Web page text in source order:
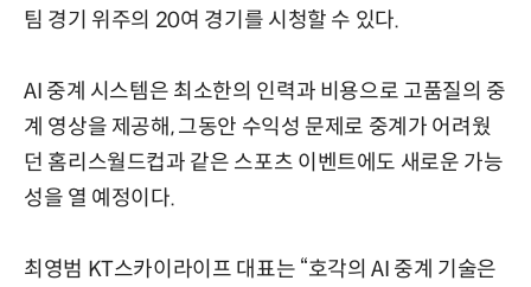
팀 경기 위주의 20여 경기를 시청할 수 있다.
AI 중계 시스템은 최소한의 인력과 비용으로 고품질의 중
계 영상을 제공해, 그동안 수익성 문제로 중계가 어려웠
던 홈리스월드컵과 같은 스포츠 이벤트에도 새로운 가능
성을 열 예정이다.
최영범 KT스카이라이프 대표는 “호각의 AI 중계 기술은